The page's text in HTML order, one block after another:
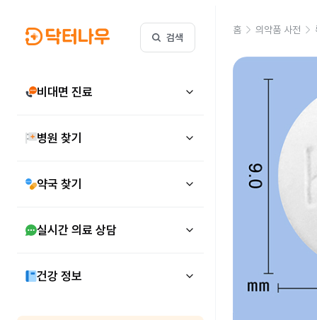
검색
비대면 진료
병원 찾기
약국 찾기
실시간 의료 상담
건강 정보
홈 의약품 사전